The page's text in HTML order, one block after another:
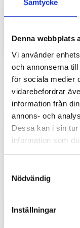
Samtycke
Denna webbplats
Vi använder
och annonserna
för sociala medier
vidarebefordrar
information från
annons- och
Dessa kan i sin
information som
Nödvändig
Inställningar
gör stor
även
bara utseende.
slitage, förenklar